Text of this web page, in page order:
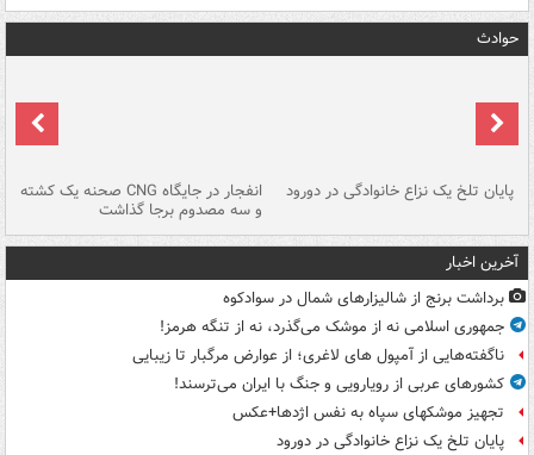
حوادث
پایان تلخ یک نزاع خانوادگی در دورود انفجار در جایگاه CNG صحنه یک کشته
و سه مصدوم برجا گذاشت
آخرین اخبار
برداشت برنج از شالیزارهای شمال در سوادکوه
جمهوری اسلامی نه از موشک می‌گذرد، نه از تنگه هرمز!
ناگفته‌هایی از آمپول های لاغری؛ از عوارض مرگبار تا زیبایی
کشورهای عربی از رویارویی و جنگ با ایران می‌ترسند!
تجهیز موشکهای سپاه به نفس اژدها+عکس
پایان تلخ یک نزاع خانوادگی در دورود